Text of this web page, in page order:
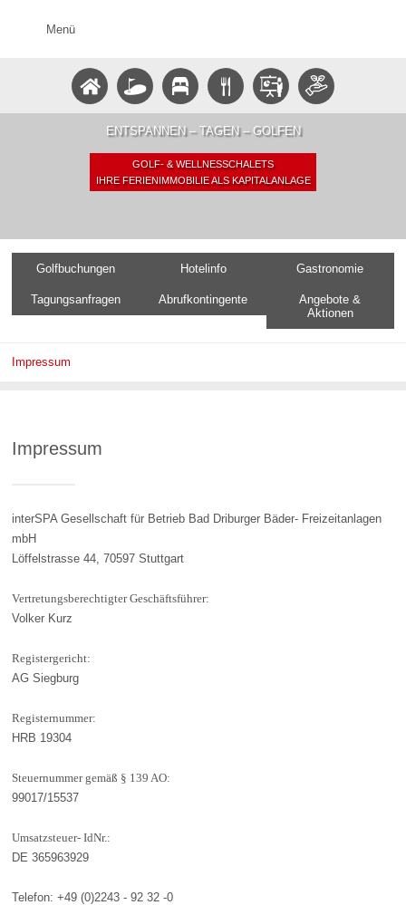
Menü
ENTSPANNEN – TAGEN – GOLFEN
GOLF- & WELLNESSCHALETS
IHRE FERIENIMMOBILIE ALS KAPITALANLAGE
Golfbuchungen Hotelinfo Gastronomie
Tagungsanfragen Abrufkontingente
Angebote &
Aktionen
Impressum
Impressum
interSPA Gesellschaft für Betrieb Bad Driburger Bäder- Freizeitanlagen
mbH
Löffelstrasse 44, 70597 Stuttgart
Vertretungsberechtigter Geschäftsführer:
Volker Kurz
Registergericht:
AG Siegburg
Registernummer:
HRB 19304
Steuernummer gemäß § 139 AO:
99017/15537
Umsatzsteuer- IdNr.:
DE 365963929
Telefon: +49 (0)2243 - 92 32 -0